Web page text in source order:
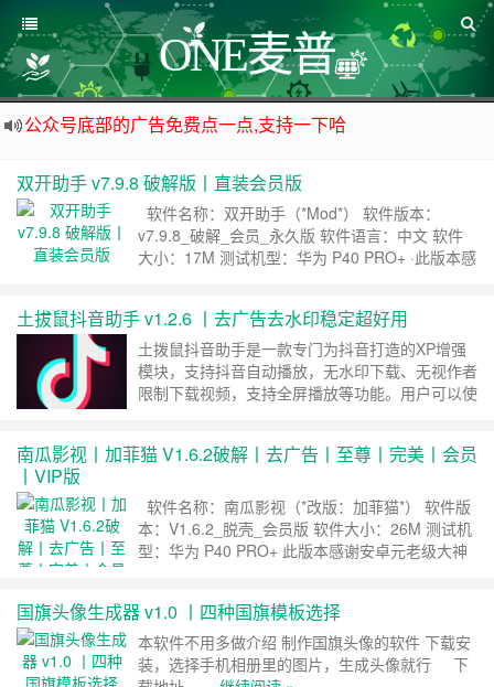
ONE麦普
公众号底部的广告免费点一点,支持一下哈
如下载链接被封,请在网站留言给我们
站点自营在大陆可用的香港流量卡，可以做的事情很多，感兴趣的点击站内广告图
双开助手 v7.9.8 破解版丨直装会员版
软件名称：双开助手（*Mod*） 软件版本：
v7.9.8_破解_会员_永久版 软件语言：中文 软件
大小：17M 测试机型：华为 P40 PRO+ ·此版本感
用的微信分身、微信多开、应用分身大师！官方正
版不封号、稳定流畅不卡顿！稳定支持刘海屏……
继续阅读 »
土拔鼠抖音助手 v1.2.6 丨去广告去水印稳定超好用
土拨鼠抖音助手是一款专门为抖音打造的XP增强
模块，支持抖音自动播放，无水印下载、无视作者
限制下载视频，支持全屏播放等功能。用户可以使
1.支持自动播放 2.支持无水印，无视作者限制下载
告 7.主界面切换新版 8.跳…… 继续阅读 »
南瓜影视丨加菲猫 V1.6.2破解丨去广告丨至尊丨完美丨会员
丨VIP版
软件名称：南瓜影视（*改版：加菲猫*） 软件版
本：V1.6.2_脱壳_会员版 软件大小：26M 测试机
型：华为 P40 PRO+ 此版本感谢安卓元老级大神
解VIP，解锁投屏，缓存下载 ·去分享标签，界面
更加美观 ·去我的标签无用界面，更加简洁。
·……继续阅读 »
国旗头像生成器 v1.0 丨四种国旗模板选择
本软件不用多做介绍 制作国旗头像的软件 下载安
装，选择手机相册里的图片，生成头像就行 下